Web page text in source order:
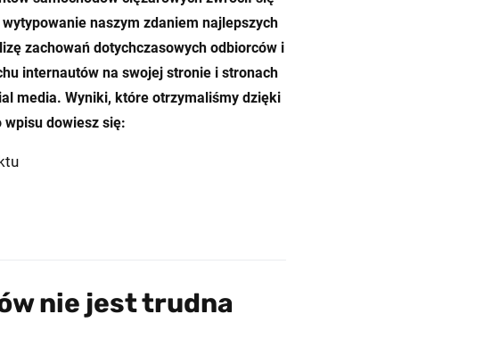
naszym zdaniem najlepszych
zachowań dotychczasowych odbiorców i
internautów na swojej stronie i stronach
media. Wyniki, które otrzymaliśmy dzięki
dowiesz się:
nie jest trudna